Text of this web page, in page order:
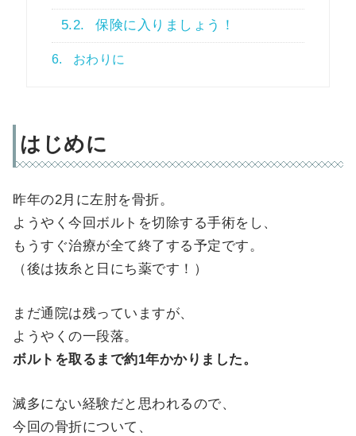
5.2. 保険に入りましょう！
6. おわりに
はじめに
昨年の2月に左肘を骨折。
ようやく今回ボルトを切除する手術をし、
もうすぐ治療が全て終了する予定です。
（後は抜糸と日にち薬です！）
まだ通院は残っていますが、
ようやくの一段落。
ボルトを取るまで約1年かかりました。
滅多にない経験だと思われるので、
今回の骨折について、